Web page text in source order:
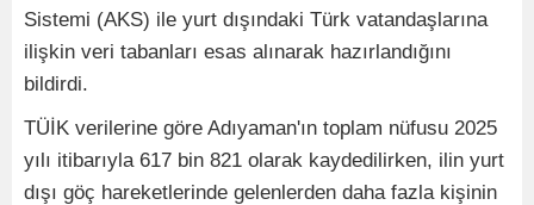
Sistemi (AKS) ile yurt dışındaki Türk vatandaşlarına
ilişkin veri tabanları esas alınarak hazırlandığını
bildirdi.
TÜİK verilerine göre Adıyaman'ın toplam nüfusu 2025
yılı itibarıyla 617 bin 821 olarak kaydedilirken, ilin yurt
dışı göç hareketlerinde gelenlerden daha fazla kişinin